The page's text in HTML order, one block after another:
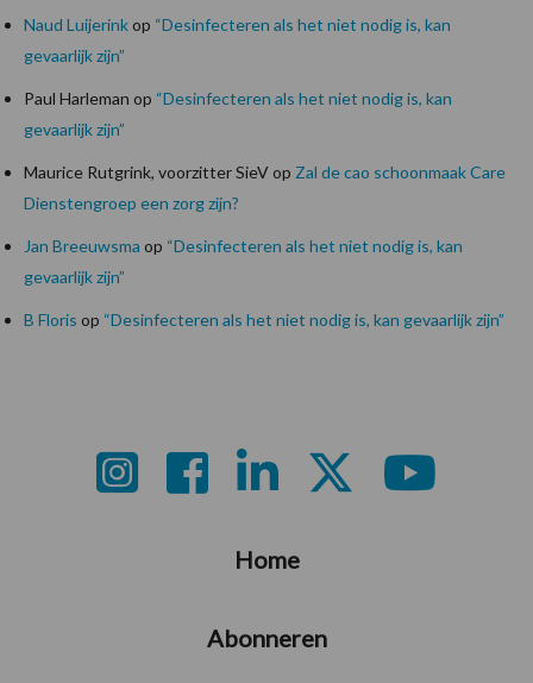
Naud Luijerinkop “Desinfecteren als het niet nodig is, kan
gevaarlijk zijn”
Paul Harleman op “Desinfecteren als het niet nodig is, kan
gevaarlijk zijn”
Maurice Rutgrink, voorzitter SieVop Zal de cao schoonmaak Care
Dienstengroep een zorg zijn?
Jan Breeuwsma op “Desinfecteren als het niet nodig is, kan
gevaarlijk zijn”
B Floris op “Desinfecteren als het niet nodig is, kan gevaarlijk zijn”
Home
Abonneren